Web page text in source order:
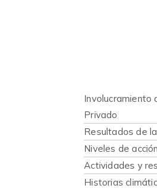
Involucramiento
Privado
Resultados de la
Niveles de acción
Actividades y
Historias